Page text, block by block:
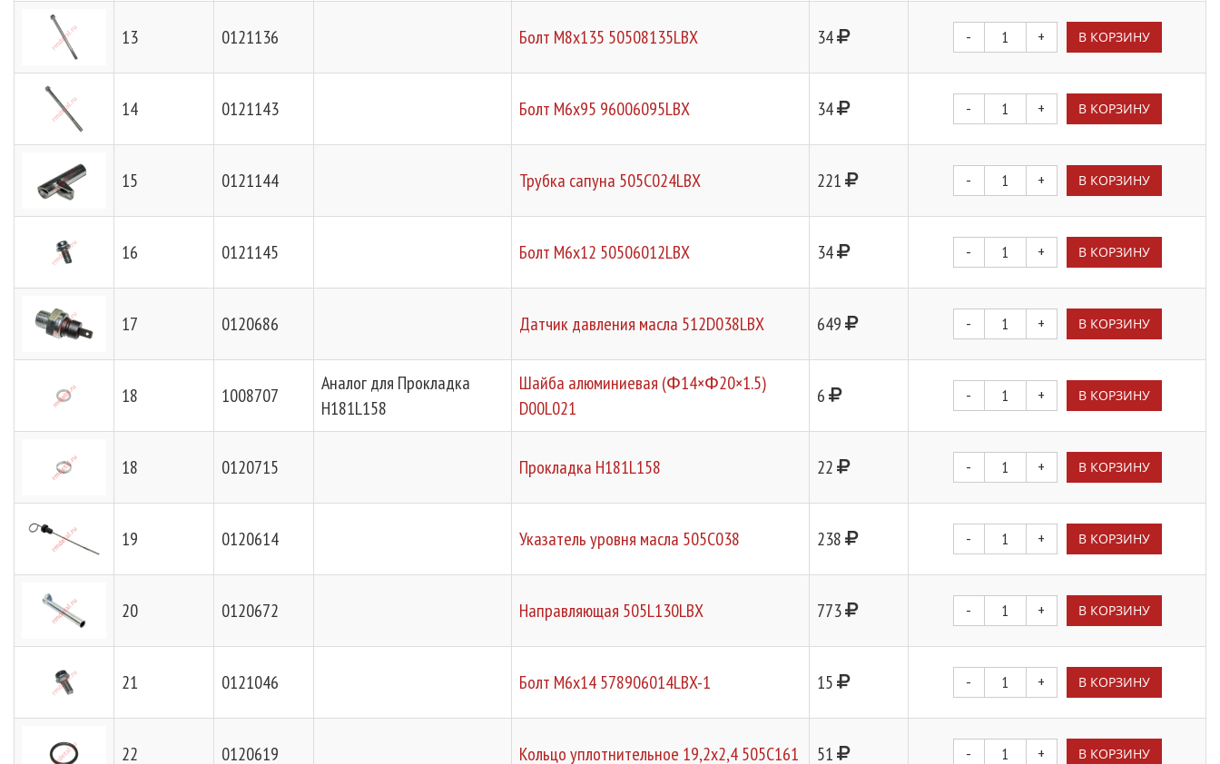
13 0121136 Болт М8х135 50508135LBX 34 - + В КОРЗИНУ
14 0121143 Болт М6х95 96006095LBX 34 - + В КОРЗИНУ
15 0121144 Трубка сапуна 505C024LBX 221 - + В КОРЗИНУ
16 0121145 Болт М6х12 50506012LBX 34 - + В КОРЗИНУ
17 0120686 Датчик давления масла 512D038LBX 649 - + В КОРЗИНУ
18 1008707
Аналог для Прокладка
H181L158
Шайба алюминиевая (Φ14×Φ20×1.5)
D00L021
6 - + В КОРЗИНУ
18 0120715 Прокладка H181L158 22 - + В КОРЗИНУ
19 0120614 Указатель уровня масла 505C038 238 - + В КОРЗИНУ
20 0120672 Направляющая 505L130LBX 773 - + В КОРЗИНУ
21 0121046 Болт М6х14 578906014LBX-1 15 - + В КОРЗИНУ
22 0120619 Кольцо уплотнительное 19,2х2,4 505C161 51 - + В КОРЗИНУ